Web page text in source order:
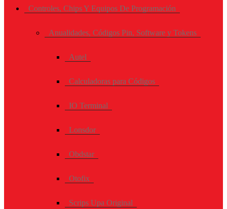
Controles, Chips Y Equipos De Programación
Anualidades, Códigos Pin, Software y Tokens
Autel
Calculadoras para Códigos
IO Terminal
Lonsdor
Obdstar
Otofix
Scrips Upa Original